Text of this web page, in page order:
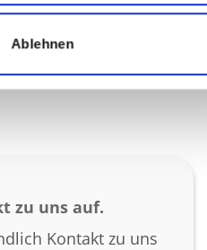
Ablehnen
zu uns auf.
Kontakt zu uns